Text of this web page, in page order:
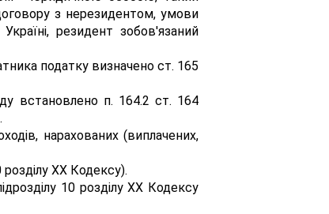
з нерезидентом, умови
резидент зобов'язаний
податку визначено ст. 165
встановлено п. 164.2 ст. 164
нарахованих (виплачених,
XX Кодексу).
10 розділу XX Кодексу